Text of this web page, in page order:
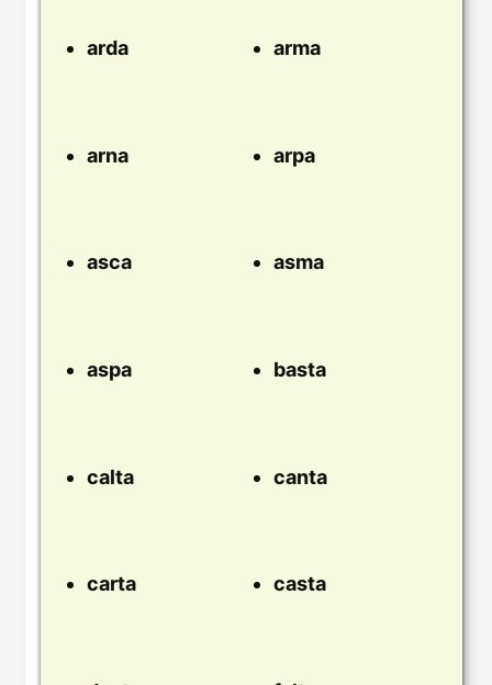
arda arma
arna arpa
asca asma
aspa basta
calta canta
carta casta